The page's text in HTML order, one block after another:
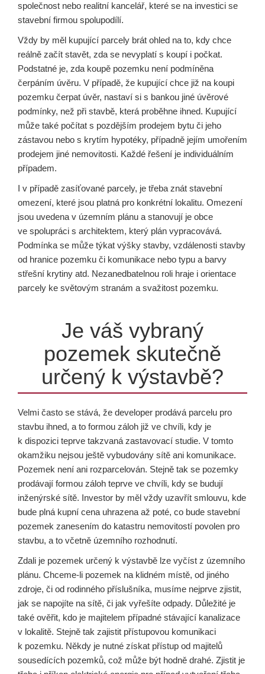
společnost nebo realitní kancelář, které se na investici se
stavební firmou spolupodílí.
Vždy by měl kupující parcely brát ohled na to, kdy chce
reálně začít stavět, zda se nevyplatí s koupí i počkat.
Podstatné je, zda koupě pozemku není podmíněna
čerpáním úvěru. V případě, že kupující chce již na koupi
pozemku čerpat úvěr, nastaví si s bankou jiné úvěrové
podmínky, než při stavbě, která proběhne ihned. Kupující
může také počítat s pozdějším prodejem bytu či jeho
zástavou nebo s krytím hypotéky, případně jejím umořením
prodejem jiné nemovitosti. Každé řešení je individuálním
případem.
I v případě zasíťované parcely, je třeba znát stavební
omezení, které jsou platná pro konkrétní lokalitu. Omezení
jsou uvedena v územním plánu a stanovují je obce
ve spolupráci s architektem, který plán vypracovává.
Podmínka se může týkat výšky stavby, vzdálenosti stavby
od hranice pozemku či komunikace nebo typu a barvy
střešní krytiny atd. Nezanedbatelnou roli hraje i orientace
parcely ke světovým stranám a svažitost pozemku.
Je váš vybraný
pozemek skutečně
určený k výstavbě?
Velmi často se stává, že developer prodává parcelu pro
stavbu ihned, a to formou záloh již ve chvíli, kdy je
k dispozici teprve takzvaná zastavovací studie. V tomto
okamžiku nejsou ještě vybudovány sítě ani komunikace.
Pozemek není ani rozparcelován. Stejně tak se pozemky
prodávají formou záloh teprve ve chvíli, kdy se budují
inženýrské sítě. Investor by měl vždy uzavřít smlouvu, kde
bude plná kupní cena uhrazena až poté, co bude stavební
pozemek zanesením do katastru nemovitostí povolen pro
stavbu, a to včetně územního rozhodnutí.
Zdali je pozemek určený k výstavbě lze vyčíst z územního
plánu. Chceme-li pozemek na klidném místě, od jiného
zdroje, či od rodinného příslušníka, musíme nejprve zjistit,
jak se napojíte na sítě, či jak vyřešíte odpady. Důležité je
také ověřit, kdo je majitelem případné stávající kanalizace
v lokalitě. Stejně tak zajistit přístupovou komunikaci
k pozemku. Někdy je nutné získat přístup od majitelů
sousedících pozemků, což může být hodně drahé. Zjistit je